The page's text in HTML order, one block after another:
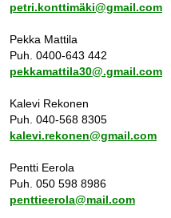
petri.konttimäki@gmail.com
Pekka Mattila
Puh. 0400-643 442
pekkamattila30@.gmail.com
Kalevi Rekonen
Puh. 040-568 8305
kalevi.rekonen@gmail.com
Pentti Eerola
Puh. 050 598 8986
penttieerola@mail.com